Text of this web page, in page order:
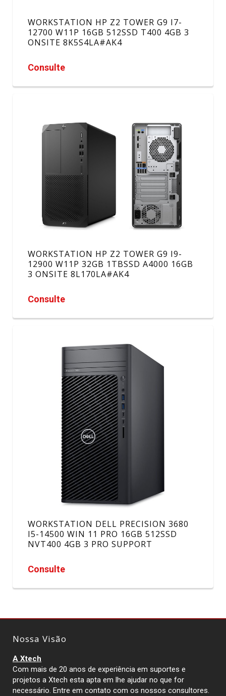
WORKSTATION HP Z2 TOWER G9 I7-
12700 W11P 16GB 512SSD T400 4GB 3
ONSITE 8K5S4LA#AK4
Consulte
WORKSTATION HP Z2 TOWER G9 I9-
12900 W11P 32GB 1TBSSD A4000 16GB
3 ONSITE 8L170LA#AK4
Consulte
WORKSTATION DELL PRECISION 3680
I5-14500 WIN 11 PRO 16GB 512SSD
NVT400 4GB 3 PRO SUPPORT
Consulte
Nossa Visão
A Xtech
Com mais de 20 anos de experiência em suportes e
projetos a Xtech esta apta em lhe ajudar no que for
necessário. Entre em contato com os nossos consultores.